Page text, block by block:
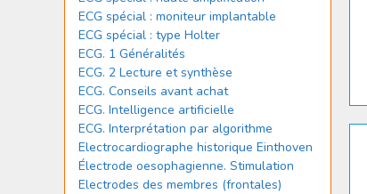
ECG spécial : moniteur implantable
ECG spécial : type Holter
ECG. 1 Généralités
ECG. 2 Lecture et synthèse
ECG. Conseils avant achat
ECG. Intelligence artificielle
ECG. Interprétation par algorithme
Electrocardiographe historique Einthoven
Électrode oesophagienne. Stimulation
Electrodes des membres (frontales)